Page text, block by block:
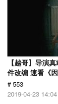
【越哥】导演
件改编 速看《因
# 553
2019-04-23 14:04